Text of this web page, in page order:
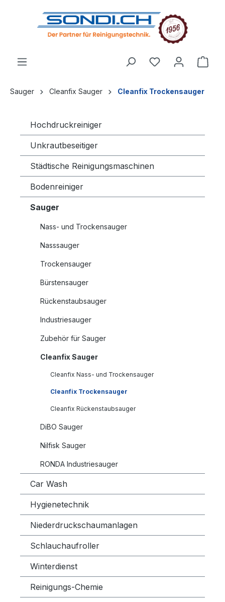
springen
Sauger Cleanfix Sauger Cleanfix Trockensauger
Hochdruckreiniger
Unkrautbeseitiger
Städtische Reinigungsmaschinen
Bodenreiniger
Sauger
Nass- und Trockensauger
Nasssauger
Trockensauger
Bürstensauger
Rückenstaubsauger
Industriesauger
Zubehör für Sauger
Cleanfix Sauger
Cleanfix Nass- und Trockensauger
Cleanfix Trockensauger
Cleanfix Rückenstaubsauger
DiBO Sauger
Nilfisk Sauger
RONDA Industriesauger
Car Wash
Hygienetechnik
Niederdruckschaumanlagen
Schlauchaufroller
Winterdienst
Reinigungs-Chemie